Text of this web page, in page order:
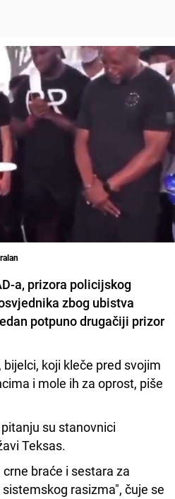
a, prizora policijskog
zbog ubistva
potpuno drugačiji prizor
koji kleče pred svojim
i mole ih za oprost, piše
su stanovnici
Teksas.
braće i sestara za
rasizma", čuje se